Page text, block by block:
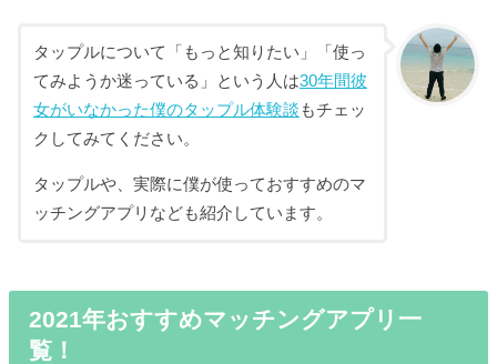
タップルについて「もっと知りたい」「使っ
てみようか迷っている」という人は30年間彼
女がいなかった僕のタップル体験談 もチェッ
クしてみてください。
タップルや、実際に僕が使っておすすめのマ
ッチングアプリなども紹介しています。
2021年おすすめマッチングアプリ一
覧！